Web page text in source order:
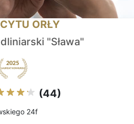
ORŁY
"Sława"
(44)
24f